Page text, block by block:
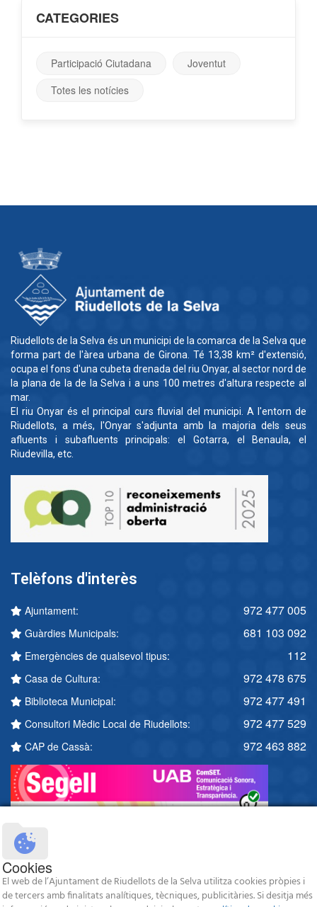
CATEGORIES
Participació Ciutadana
Joventut
Totes les notícies
Riudellots de la Selva és un municipi de la comarca de la Selva que
forma part de l'àrea urbana de Girona. Té 13,38 km² d'extensió,
ocupa el fons d'una cubeta drenada del riu Onyar, al sector nord de
la plana de la de la Selva i a uns 100 metres d'altura respecte al
mar.
El riu Onyar és el principal curs fluvial del municipi. A l'entorn de
Riudellots, a més, l'Onyar s'adjunta amb la majoria dels seus
afluents i subafluents principals: el Gotarra, el Benaula, el
Riudevilla, etc.
Telèfons d'interès
Ajuntament: 972 477 005
Guàrdies Municipals: 681 103 092
Emergències de qualsevol tipus: 112
Casa de Cultura: 972 478 675
Biblioteca Municipal: 972 477 491
Consultori Mèdic Local de Riudellots: 972 477 529
CAP de Cassà: 972 463 882
Cookies
El web de l’Ajuntament de Riudellots de la Selva utilitza cookies pròpies i
de tercers amb finalitats analítiques, tècniques, publicitàries. Si desitja més